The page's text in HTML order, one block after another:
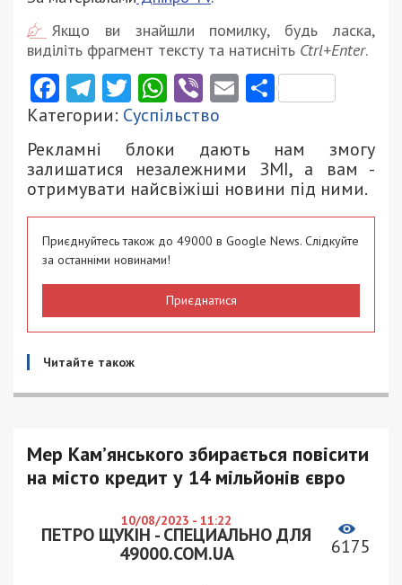
Якщо ви знайшли помилку, будь ласка,
виділіть фрагмент тексту та натисніть Ctrl+Enter.
Facebook
Telegram
Twitter
WhatsApp
ViberEmail
Категории: Суспільство
Рекламні блоки дають нам змогу
залишатися незалежними ЗМІ, а вам -
отримувати найсвіжіші новини під ними.
Приєднуйтесь також до 49000 в Google News. Слідкуйте
за останніми новинами!
Приєднатися
Читайте також
Мер Кам’янського збирається повісити
на місто кредит у 14 мільйонів євро
10/08/2023 - 11:22
ПЕТРО ЩУКІН - СПЕЦИАЛЬНО ДЛЯ
49000.COM.UA
6175